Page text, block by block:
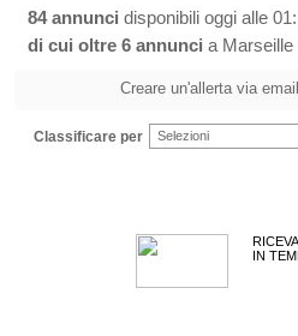
84 annunci disponibili oggi alle
di cui oltre 6 annunci a Marseille
Creare un'allerta via email
Classificare per Selezioni
IN